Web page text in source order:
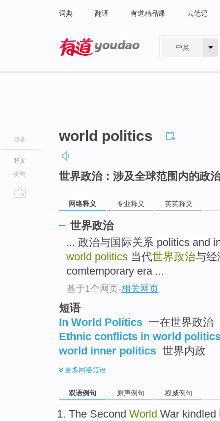
词典 翻译 有道精品课 云笔记
中英
目录
释义
例句
world politics
世界政治：涉及全球范围内的政
网络释义 专业释义 英英释义
世界政治
... 政治与国际关系 politics and
world politics 当代世界政治与经
comtemporary era ...
基于1个网页-相关网页
短语
In World Politics 一在世界政治
Ethnic conflicts in world
world inner politics 世界内政
更多网络短语
双语例句 原声例句 权威例句
The Second World War kindled